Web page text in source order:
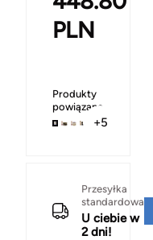
PLN
Produkty
powiązane
+5
Przesyłka
standardowa
U ciebie w
2 dni!